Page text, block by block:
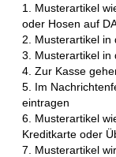
1. Musterartikel
oder Hosen auf
2. Musterartikel in
3. Musterartikel in
4. Zur Kasse
5. Im
eintragen
6. Musterartikel
Kreditkarte oder
7. Musterartikel